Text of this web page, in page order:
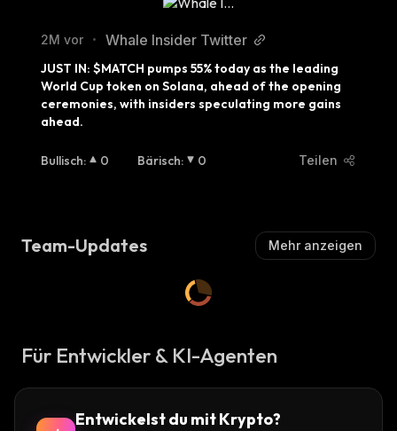
2M vor • Whale Insider Twitter
JUST IN: $MATCH pumps 55% today as the leading
World Cup token on Solana, ahead of the opening
ceremonies, with insiders speculating more gains
ahead.
Bullisch: 0 Bärisch: 0 Teilen
Team-Updates Mehr anzeigen
Für Entwickler & KI-Agenten
Entwickelst du mit Krypto?